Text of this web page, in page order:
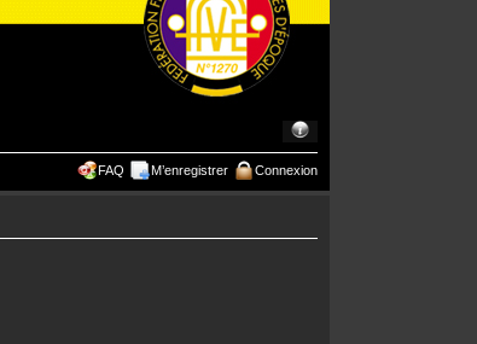
FAQ M’enregistrer Connexion